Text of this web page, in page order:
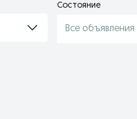
Состояние
Все объявления